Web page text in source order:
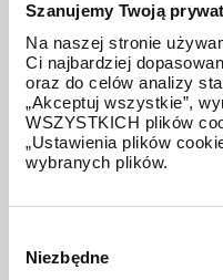
Szanujemy Twoją
Na naszej stronie
Ci najbardziej
oraz do celów analizy
„Akceptuj wszystkie”,
WSZYSTKICH plików
„Ustawienia plików
wybranych plików.
zgody
Niezbędne
Zobacz